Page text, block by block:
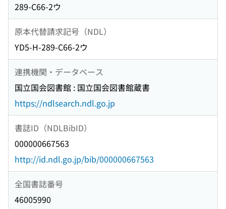
289-C66-2ウ
原本代替請求記号（NDL）
YD5-H-289-C66-2ウ
連携機関・データベース
国立国会図書館 : 国立国会図書館蔵書
https://ndlsearch.ndl.go.jp
書誌ID（NDLBibID）
000000667563
http://id.ndl.go.jp/bib/000000667563
全国書誌番号
46005990